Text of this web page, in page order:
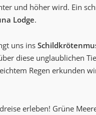
und höher wird. Ein
Lodge.
uns ins
diese unglaublichen
Regen erkunden
erleben! Grüne